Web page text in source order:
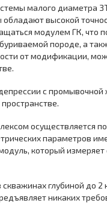
малого диаметра
высокой
модулем ГК, что
породе, а
от модификации,
с промывочной
осуществляется
параметров
который измеряет
глубиной до 2
никаких